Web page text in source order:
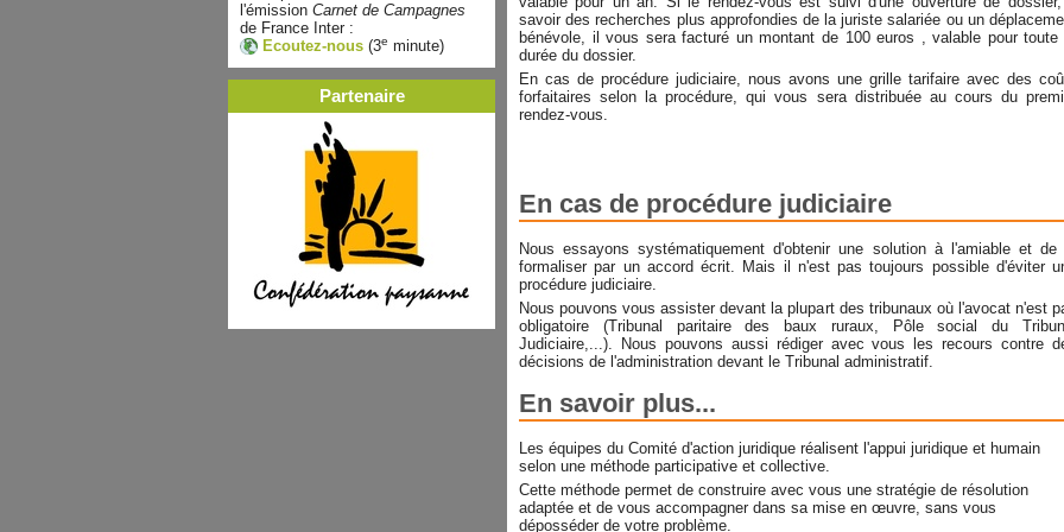
l'émission Carnet de Campagnes
de France Inter :
Ecoutez-nous (3e minute)
Partenaire
savoir des recherches plus approfondies de la juriste salariée ou un
bénévole, il vous sera facturé un montant de 100 euros , valable pour toute
durée du dossier.
En cas de procédure judiciaire, nous avons une grille tarifaire avec des
forfaitaires selon la procédure, qui vous sera distribuée au cours du
rendez-vous.
En cas de procédure judiciaire
Nous essayons systématiquement d'obtenir une solution à l'amiable et de
formaliser par un accord écrit. Mais il n'est pas toujours possible d'éviter
procédure judiciaire.
Nous pouvons vous assister devant la plupart des tribunaux où l'avocat n'est
obligatoire (Tribunal paritaire des baux ruraux, Pôle social du
Judiciaire,...). Nous pouvons aussi rédiger avec vous les recours contre
décisions de l'administration devant le Tribunal administratif.
En savoir plus...
Les équipes du Comité d'action juridique réalisent l'appui juridique et humain
selon une méthode participative et collective.
Cette méthode permet de construire avec vous une stratégie de résolution
adaptée et de vous accompagner dans sa mise en œuvre, sans vous
déposséder de votre problème.